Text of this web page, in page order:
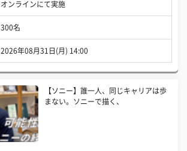
オンラインにて実施
300名
2026年08月31日(月) 14:00
【ソニー】誰一人、同じキャリアは歩
まない。ソニーで描く、